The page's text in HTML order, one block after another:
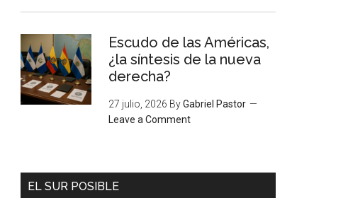
Escudo de las Américas,
¿la síntesis de la nueva
derecha?
27 julio, 2026 ByGabriel Pastor
Leave a Comment
EL SUR POSIBLE